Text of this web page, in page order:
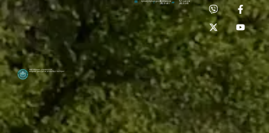
Басейнове управління
водних ресурсів річок Прут та Сірет
Лабораторія:
(0372) 53-92-00
dpbuvr@dpbuvr.gov.uaПриймальня:
(0372) 51-14-56